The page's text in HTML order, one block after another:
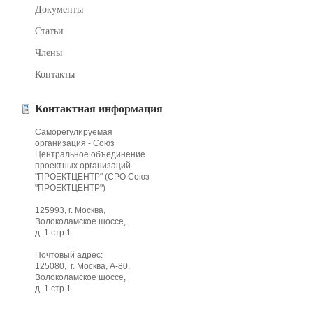
Документы
Статьи
Члены
Контакты
Контактная информация
Саморегулируемая
организация - Союз
Центральное объединение
проектных организаций
"ПРОЕКТЦЕНТР" (СРО Союз
"ПРОЕКТЦЕНТР")
125993, г. Москва,
Волоколамское шоссе,
д. 1 стр.1
Почтовый адрес:
125080, г. Москва, А-80,
Волоколамское шоссе,
д. 1 стр.1